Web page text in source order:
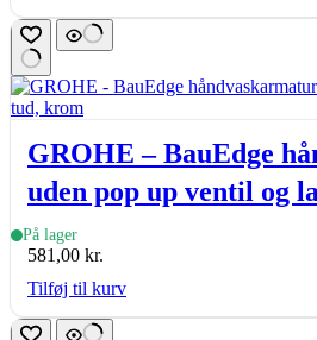
GROHE – BauEdge
uden pop up ventil og
På lager
581,00 kr.
Tilføj til kurv